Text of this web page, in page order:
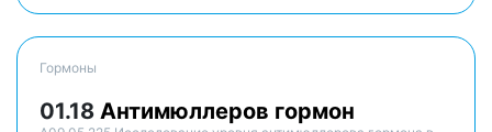
Гормоны
01.18 Антимюллеров гормон